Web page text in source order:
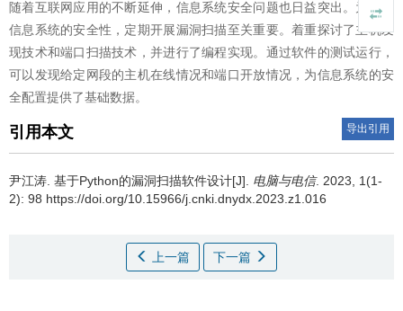
随着互联网应用的不断延伸，信息系统安全问题也日益突出。为提升
信息系统的安全性，定期开展漏洞扫描至关重要。着重探讨了主机发
现技术和端口扫描技术，并进行了编程实现。通过软件的测试运行，
可以发现给定网段的主机在线情况和端口开放情况，为信息系统的安
全配置提供了基础数据。
引用本文 导出引用
尹江涛. 基于Python的漏洞扫描软件设计[J]. 电脑与电信. 2023, 1(1-
2): 98 https://doi.org/10.15966/j.cnki.dnydx.2023.z1.016
上一篇 下一篇